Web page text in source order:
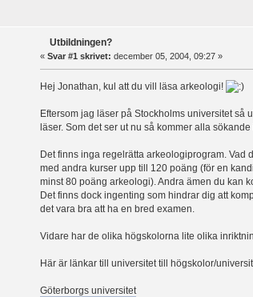
Utbildningen?
« Svar #1 skrivet: december 05, 2004, 09:27 »
Hej Jonathan, kul att du vill läsa arkeologi!
Eftersom jag läser på Stockholms universitet så
läser. Som det ser ut nu så kommer alla
Det finns inga regelrätta arkeologiprogram. Vad
med andra kurser upp till 120 poäng (för en
minst 80 poäng arkeologi). Andra ämen du kan
Det finns dock ingenting som hindrar dig att
det vara bra att ha en bred examen.
Vidare har de olika högskolorna lite olika
Här är länkar till universitet till högskolor/
Göterborgs universitet